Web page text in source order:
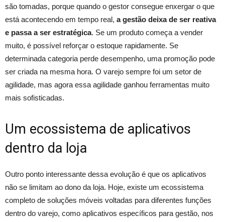
são tomadas, porque quando o gestor consegue enxergar o que
está acontecendo em tempo real, a gestão deixa de ser reativa
e passa a ser estratégica. Se um produto começa a vender
muito, é possível reforçar o estoque rapidamente. Se
determinada categoria perde desempenho, uma promoção pode
ser criada na mesma hora. O varejo sempre foi um setor de
agilidade, mas agora essa agilidade ganhou ferramentas muito
mais sofisticadas.
Um ecossistema de aplicativos
dentro da loja
Outro ponto interessante dessa evolução é que os aplicativos
não se limitam ao dono da loja. Hoje, existe um ecossistema
completo de soluções móveis voltadas para diferentes funções
dentro do varejo, como aplicativos específicos para gestão, nos